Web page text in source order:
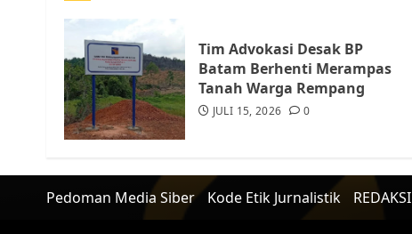
Tim Advokasi Desak BP
Batam Berhenti Merampas
Tanah Warga Rempang
JULI 15, 2026 0
Pedoman Media Siber Kode Etik Jurnalistik REDAKSI